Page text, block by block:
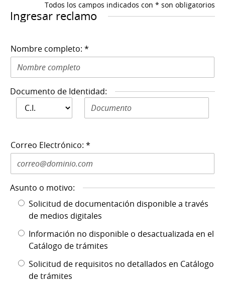
Todos los campos indicados con * son obligatorios
Ingresar reclamo
Nombre completo: *
Documento de Identidad:
Documento de
Identidad: *
Documento de Identidad N: *
Correo Electrónico: *
Asunto o motivo:
Solicitud de documentación disponible a través
de medios digitales
Información no disponible o desactualizada en el
Catálogo de trámites
Solicitud de requisitos no detallados en Catálogo
de trámites